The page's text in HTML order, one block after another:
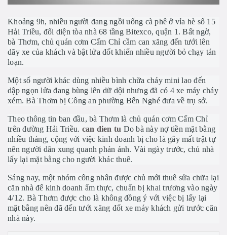
Khoảng 9h, nhiều người đang ngồi uống cà phê ở vỉa hè số 15
Hải Triều, đối diện tòa nhà 68 tầng Bitexco, quận 1. Bất ngờ,
bà Thơm, chủ quán cơm Cấm Chỉ cầm can xăng đến tưới lên
dãy xe của khách và bật lửa đốt khiến nhiều người bỏ chạy tán
loạn.
Một số người khác dùng nhiều bình chữa cháy mini lao đến
dập ngọn lửa đang bùng lên dữ dội nhưng đã có 4 xe máy cháy
xém. Bà Thơm bị Công an phường Bến Nghé đưa về trụ sở.
Theo thông tin ban đầu, bà Thơm là chủ quán cơm Cấm Chỉ
trên đường Hải Triều. can dien tu Do bà này nợ tiền mặt bằng
nhiều tháng, cộng với việc kinh doanh bị cho là gây mất trật tự
nên người dân xung quanh phản ánh. Vài ngày trước, chủ nhà
lấy lại mặt bằng cho người khác thuê.
Sáng nay, một nhóm công nhân được chủ mới thuê sửa chữa lại
căn nhà để kinh doanh ẩm thực, chuẩn bị khai trương vào ngày
4/12. Bà Thơm được cho là không đồng ý với việc bị lấy lại
mặt bằng nên đã đến tưới xăng đốt xe máy khách gửi trước căn
nhà này.